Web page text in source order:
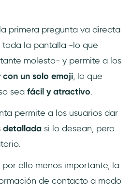
primera pregunta va directa
toda la pantalla -lo que
molesto- y permite a los
con un solo emoji, lo que
sea fácil y atractivo.
permite a los usuarios dar
detallada si lo desean, pero
por ello menos importante, la
de contacto a modo